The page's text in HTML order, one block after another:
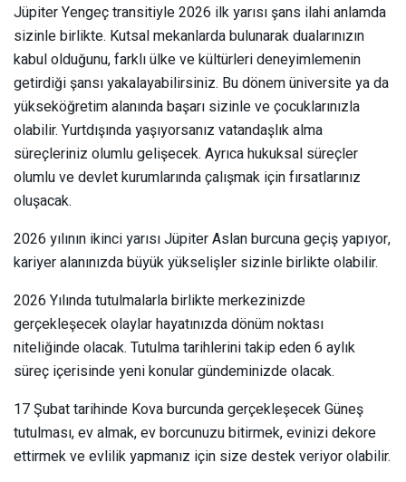
Jüpiter Yengeç transitiyle 2026 ilk yarısı şans ilahi anlamda
sizinle birlikte. Kutsal mekanlarda bulunarak dualarınızın
kabul olduğunu, farklı ülke ve kültürleri deneyimlemenin
getirdiği şansı yakalayabilirsiniz. Bu dönem üniversite ya da
yükseköğretim alanında başarı sizinle ve çocuklarınızla
olabilir. Yurtdışında yaşıyorsanız vatandaşlık alma
süreçleriniz olumlu gelişecek. Ayrıca hukuksal süreçler
olumlu ve devlet kurumlarında çalışmak için fırsatlarınız
oluşacak.
2026 yılının ikinci yarısı Jüpiter Aslan burcuna geçiş yapıyor,
kariyer alanınızda büyük yükselişler sizinle birlikte olabilir.
2026 Yılında tutulmalarla birlikte merkezinizde
gerçekleşecek olaylar hayatınızda dönüm noktası
niteliğinde olacak. Tutulma tarihlerini takip eden 6 aylık
süreç içerisinde yeni konular gündeminizde olacak.
17 Şubat tarihinde Kova burcunda gerçekleşecek Güneş
tutulması, ev almak, ev borcunuzu bitirmek, evinizi dekore
ettirmek ve evlilik yapmanız için size destek veriyor olabilir.